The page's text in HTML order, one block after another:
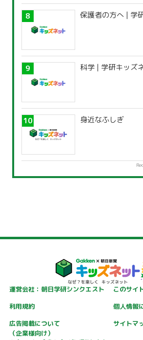
保護者の方へ | 学
科学 | 学研キッズ
身近なふしぎ
運営会社：朝日学研シンクエスト
このサイ
利用規約
個人情報
広告掲載について
（企業様向け）
サイトマ